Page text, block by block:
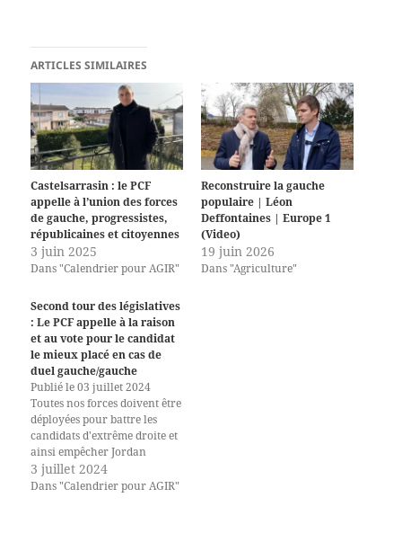
ARTICLES SIMILAIRES
Castelsarrasin : le PCF
appelle à l’union des forces
de gauche, progressistes,
républicaines et citoyennes
3 juin 2025
Dans "Calendrier pour AGIR"
Reconstruire la gauche
populaire | Léon
Deffontaines | Europe 1
(Video)
19 juin 2026
Dans "Agriculture"
Second tour des législatives
: Le PCF appelle à la raison
et au vote pour le candidat
le mieux placé en cas de
duel gauche/gauche
Publié le 03 juillet 2024
Toutes nos forces doivent être
déployées pour battre les
candidats d'extrême droite et
ainsi empêcher Jordan
Bardella de disposer d’une
majorité absolue. La forte
3 juillet 2024
Dans "Calendrier pour AGIR"